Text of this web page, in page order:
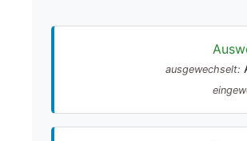
ausgewechselt: